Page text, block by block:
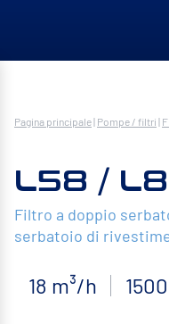
Pagina principale| Pompe / filtri |
L58 /
Filtro a doppio
serbatoio di
18 m³/h